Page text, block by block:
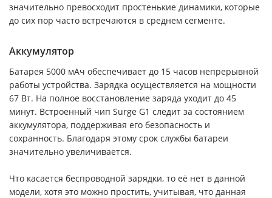
значительно превосходит простенькие динамики, которые
до сих пор часто встречаются в среднем сегменте.
Аккумулятор
Батарея 5000 мАч обеспечивает до 15 часов непрерывной
работы устройства. Зарядка осуществляется на мощности
67 Вт. На полное восстановление заряда уходит до 45
минут. Встроенный чип Surge G1 следит за состоянием
аккумулятора, поддерживая его безопасность и
сохранность. Благодаря этому срок службы батареи
значительно увеличивается.
Что касается беспроводной зарядки, то её нет в данной
модели, хотя это можно простить, учитывая, что данная